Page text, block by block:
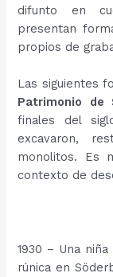
difunto en
presentan
propios de
Las siguientes
Patrimonio de
finales del
excavaron,
monolitos. Es
contexto de
1930 – Una
rúnica en